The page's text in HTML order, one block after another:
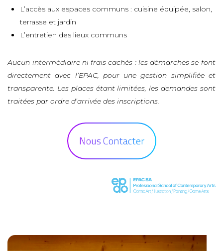
L’accès aux espaces communs : cuisine équipée, salon,
terrasse et jardin
L’entretien des lieux communs
Aucun intermédiaire ni frais cachés : les démarches se font
directement avec l’EPAC, pour une gestion simplifiée et
transparente. Les places étant limitées, les demandes sont
traitées par ordre d’arrivée des inscriptions.
Nous Contacter